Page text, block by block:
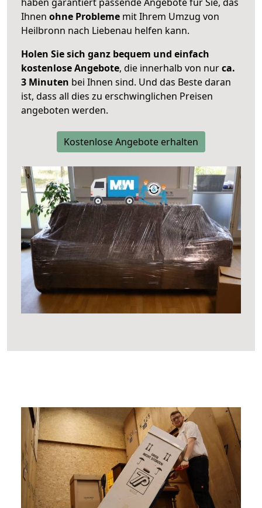
Ihnen ohne Probleme mit Ihrem Umzug von
Heilbronn nach Liebenau helfen kann.
Holen Sie sich ganz bequem und einfach
kostenlose Angebote, die innerhalb von nurca.
3 Minuten bei Ihnen sind. Und das Beste daran
ist, dass all dies zu erschwinglichen Preisen
angeboten werden.
Kostenlose Angebote erhalten